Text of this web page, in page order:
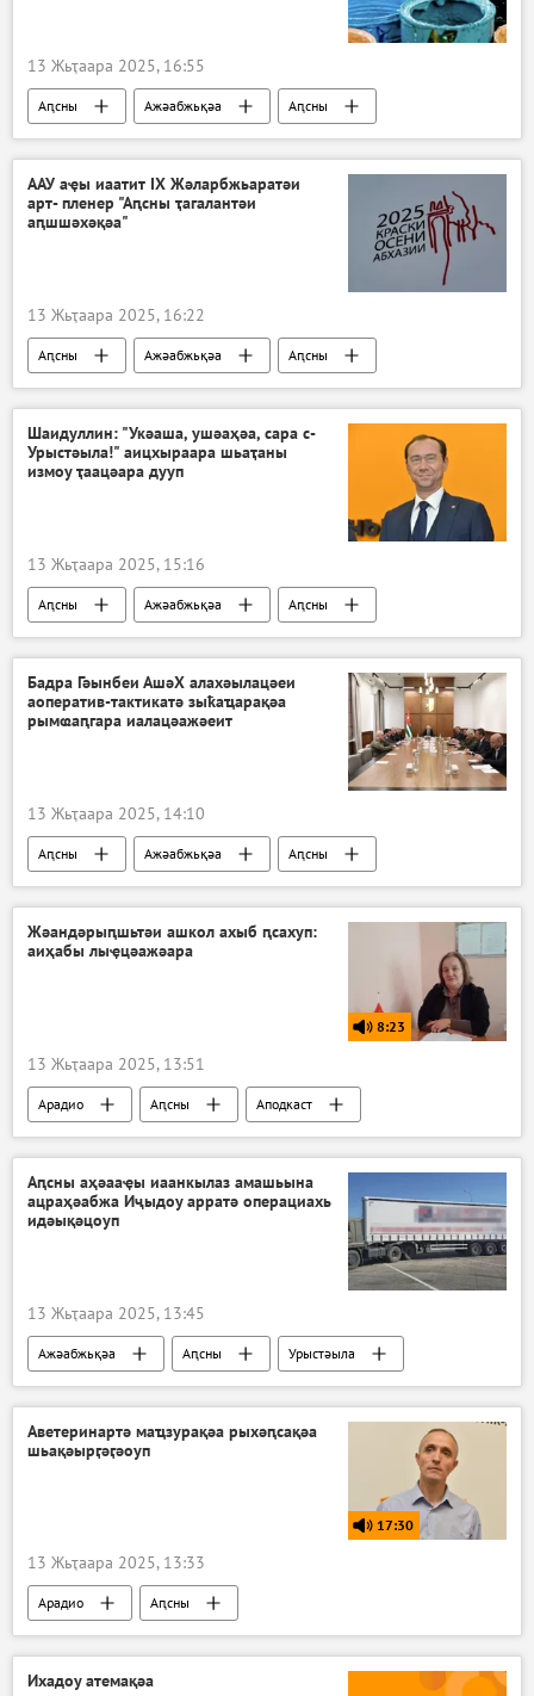
13 Жьҭаара 2025, 16:55
Аԥсны Ажәабжьқәа Аԥсны
ААУ аҿы иаатит IX Жәларбжьаратәи
арт- пленер "Аԥсны ҭагалантәи
аԥшшәхәқәа"
13 Жьҭаара 2025, 16:22
Аԥсны Ажәабжьқәа
Аԥсны
Акультура
Шаидуллин: "Укәаша, ушәаҳәа, сара с-
Урыстәыла!" аицхыраара шьаҭаны
измоу ҭаацәара дууп
13 Жьҭаара 2025, 15:16
Аԥсны Ажәабжьқәа
Аԥсны
Акультура
Бадра Гәынбеи АшәХ алахәылацәеи
аоператив-тактикатә зыҟаҵарақәа
рымҩаԥгара иалацәажәеит
13 Жьҭаара 2025, 14:10
Аԥсны Ажәабжьқәа Аԥсны
Жәандәрыԥшьтәи ашкол ахыб ԥсахуп:
аиҳабы лыҿцәажәара
8:23
13 Жьҭаара 2025, 13:51
Арадио Аԥсны Аподкаст
Аԥсны аҳәааҿы иаанкылаз амашьына
ацраҳәабжа Иҷыдоу арратә операциахь
идәықәцоуп
13 Жьҭаара 2025, 13:45
Ажәабжьқәа Аԥсны Урыстәыла
Аветеринартә маҵзурақәа рыхәԥсақәа
шьақәырӷәӷәоуп
17:30
13 Жьҭаара 2025, 13:33
Арадио
Аԥсны
Атәылауаҩи аиҳабыреи
Аподкаст
Ихадоу атемақәа